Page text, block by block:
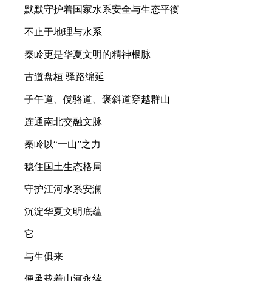
默默守护着国家水系安全与生态平衡
不止于地理与水系
秦岭更是华夏文明的精神根脉
古道盘桓 驿路绵延
子午道、傥骆道、褒斜道穿越群山
连通南北交融文脉
秦岭以“一山”之力
稳住国土生态格局
守护江河水系安澜
沉淀华夏文明底蕴
它
与生俱来